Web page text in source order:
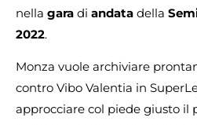
nella gara di andata della
2022.
Monza vuole archiviare
contro Vibo Valentia in
approcciare col piede giusto il